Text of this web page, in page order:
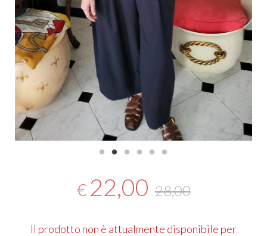
€ 22,00 28,00
Il prodotto non è attualmente disponibile per